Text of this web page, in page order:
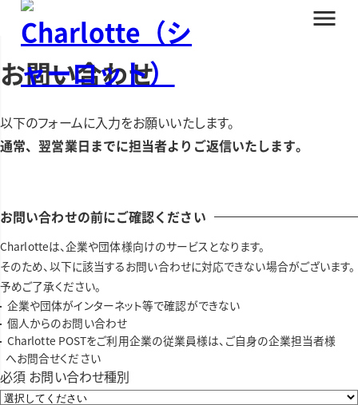
メ
お問い合わせ
以下のフォームに入力をお願いいたします。
通常、翌営業日までに担当者よりご返信いたします。
お問い合わせの前にご確認ください
Charlotteは、企業や団体様向けのサービスとなります。
そのため、以下に該当するお問い合わせに対応できない場合がございます。
予めご了承ください。
企業や団体がインターネット等で確認ができない
個人からのお問い合わせ
Charlotte POSTをご利用企業の従業員様は、ご自身の企業担当者様
へお問合せください
必須 お問い合わせ種別